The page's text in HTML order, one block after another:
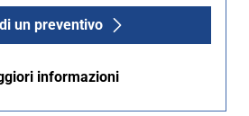
un preventivo
informazioni